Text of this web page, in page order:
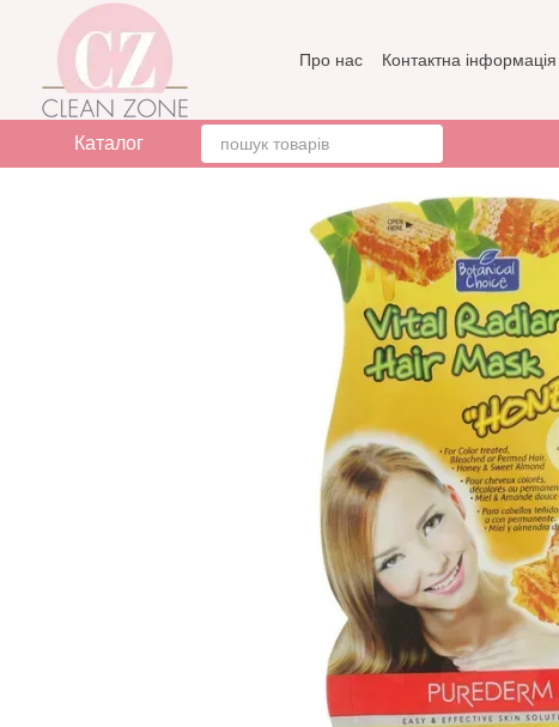
Перейти до основного контенту
Про нас Контактна інформація
Каталог